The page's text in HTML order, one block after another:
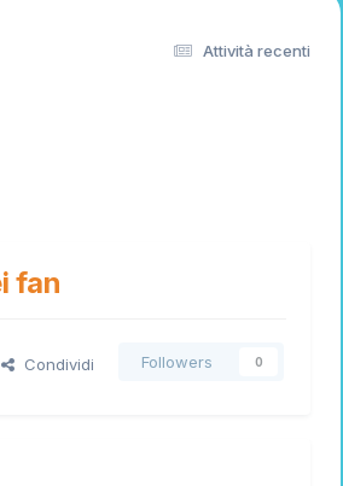
Attività recenti
fan
Condividi Followers 0